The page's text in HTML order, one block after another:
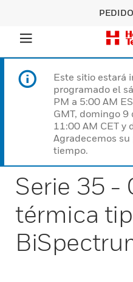
Este sitio estará
programado el
PM a 5:00 AM
GMT, domingo 9
11:00 AM CET y
Agradecemos
tiempo.
Serie 35 -
térmica